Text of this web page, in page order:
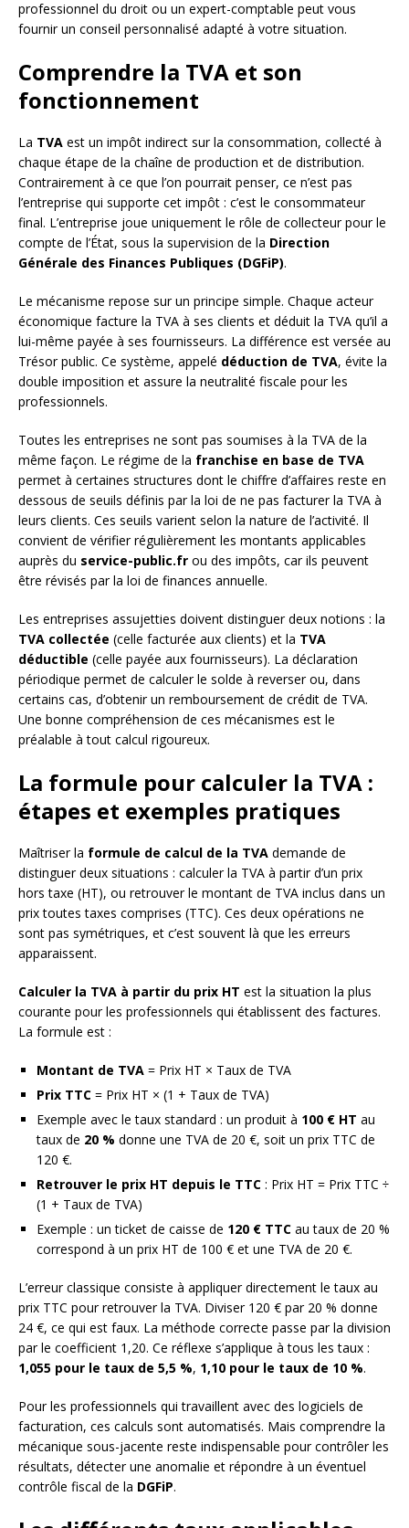
professionnel du droit ou un expert-comptable peut vous
fournir un conseil personnalisé adapté à votre situation.
Comprendre la TVA et son
fonctionnement
La TVA est un impôt indirect sur la consommation, collecté à
chaque étape de la chaîne de production et de distribution.
Contrairement à ce que l’on pourrait penser, ce n’est pas
l’entreprise qui supporte cet impôt : c’est le consommateur
final. L’entreprise joue uniquement le rôle de collecteur pour le
compte de l’État, sous la supervision de la Direction
Générale des Finances Publiques (DGFiP).
Le mécanisme repose sur un principe simple. Chaque acteur
économique facture la TVA à ses clients et déduit la TVA qu’il a
lui-même payée à ses fournisseurs. La différence est versée au
Trésor public. Ce système, appelé déduction de TVA, évite la
double imposition et assure la neutralité fiscale pour les
professionnels.
Toutes les entreprises ne sont pas soumises à la TVA de la
même façon. Le régime de la franchise en base de TVA
permet à certaines structures dont le chiffre d’affaires reste en
dessous de seuils définis par la loi de ne pas facturer la TVA à
leurs clients. Ces seuils varient selon la nature de l’activité. Il
convient de vérifier régulièrement les montants applicables
auprès du service-public.fr ou des impôts, car ils peuvent
être révisés par la loi de finances annuelle.
Les entreprises assujetties doivent distinguer deux notions : la
TVA collectée (celle facturée aux clients) et la TVA
déductible (celle payée aux fournisseurs). La déclaration
périodique permet de calculer le solde à reverser ou, dans
certains cas, d’obtenir un remboursement de crédit de TVA.
Une bonne compréhension de ces mécanismes est le
préalable à tout calcul rigoureux.
La formule pour calculer la TVA :
étapes et exemples pratiques
Maîtriser la formule de calcul de la TVA demande de
distinguer deux situations : calculer la TVA à partir d’un prix
hors taxe (HT), ou retrouver le montant de TVA inclus dans un
prix toutes taxes comprises (TTC). Ces deux opérations ne
sont pas symétriques, et c’est souvent là que les erreurs
apparaissent.
Calculer la TVA à partir du prix HT est la situation la plus
courante pour les professionnels qui établissent des factures.
La formule est :
Montant de TVA = Prix HT × Taux de TVA
Prix TTC = Prix HT × (1 + Taux de TVA)
Exemple avec le taux standard : un produit à 100 € HT au
taux de 20 % donne une TVA de 20 €, soit un prix TTC de
120 €.
Retrouver le prix HT depuis le TTC : Prix HT = Prix TTC ÷
(1 + Taux de TVA)
Exemple : un ticket de caisse de 120 € TTC au taux de 20 %
correspond à un prix HT de 100 € et une TVA de 20 €.
L’erreur classique consiste à appliquer directement le taux au
prix TTC pour retrouver la TVA. Diviser 120 € par 20 % donne
24 €, ce qui est faux. La méthode correcte passe par la division
par le coefficient 1,20. Ce réflexe s’applique à tous les taux :
1,055 pour le taux de 5,5 %, 1,10 pour le taux de 10 %.
Pour les professionnels qui travaillent avec des logiciels de
facturation, ces calculs sont automatisés. Mais comprendre la
mécanique sous-jacente reste indispensable pour contrôler les
résultats, détecter une anomalie et répondre à un éventuel
contrôle fiscal de la DGFiP.